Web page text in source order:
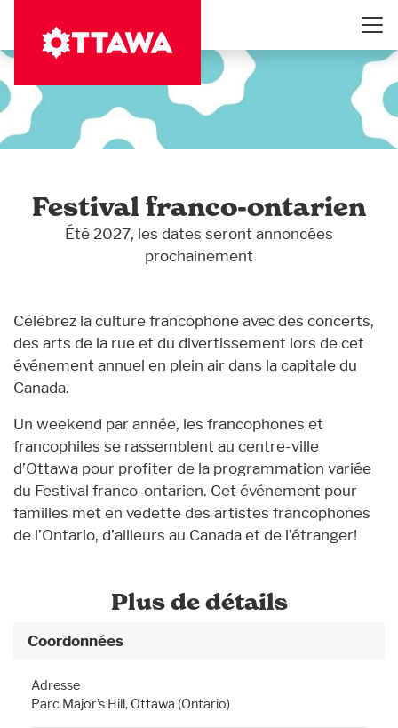
contenu
Festival franco-ontarien
Été 2027, les dates seront annoncées
prochainement
Célébrez la culture francophone avec des concerts,
des arts de la rue et du divertissement lors de cet
événement annuel en plein air dans la capitale du
Canada.
Un weekend par année, les francophones et
francophiles se rassemblent au centre-ville
d’Ottawa pour profiter de la programmation variée
du Festival franco-ontarien. Cet événement pour
familles met en vedette des artistes francophones
de l’Ontario, d’ailleurs au Canada et de l’étranger!
Plus de détails
Coordonnées
Adresse
Parc Major’s Hill, Ottawa (Ontario)